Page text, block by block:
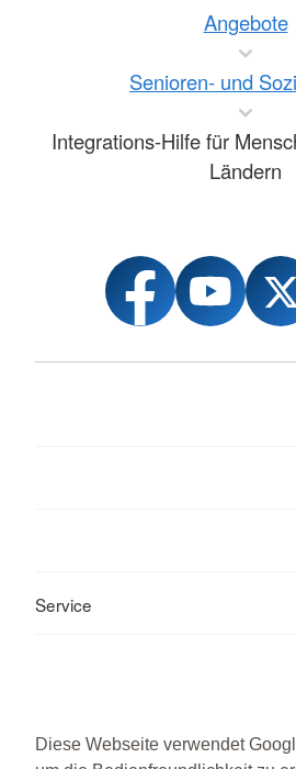
Diese Webseite verwendet
Angebote
Senioren- und
Integrations-Hilfe für
Ländern
Service